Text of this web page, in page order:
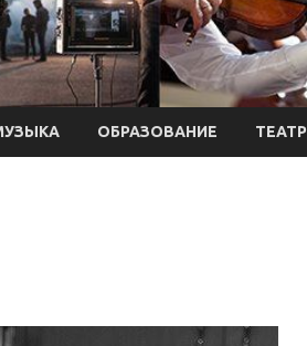
ОБРАЗОВАНИЕ ТЕАТР